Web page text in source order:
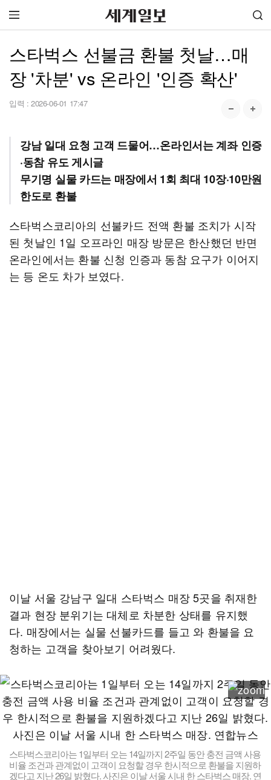
스타벅스 선불금 환불 첫날…매
장 '차분' vs 온라인 '인증 확산'
입력 : 2026-06-01 17:47
강남 일대 요청 고객 드물어…온라인서는 계좌 인증
·동참 유도 게시글
무기명 실물 카드는 매장에서 1회 최대 10장·10만원
한도로 환불
스타벅스코리아의 선불카드 전액 환불 조치가 시작
된 첫날인 1일 오프라인 매장 방문은 한산했던 반면
온라인에서는 환불 신청 인증과 동참 요구가 이어지
는 등 온도 차가 보였다.
이날 서울 강남구 일대 스타벅스 매장 5곳을 취재한
결과 현장 분위기는 대체로 차분한 상태를 유지했
다. 매장에서는 실물 선불카드를 들고 와 환불을 요
청하는 고객을 찾아보기 어려웠다.
스타벅스코리아는 1일부터 오는 14일까지 2주일 동안 충전 금액 사용
비율 조건과 관계없이 고객이 요청할 경우 한시적으로 환불을 지원하
겠다고 지난 26일 밝혔다. 사진은 이날 서울 시내 한 스타벅스 매장. 연